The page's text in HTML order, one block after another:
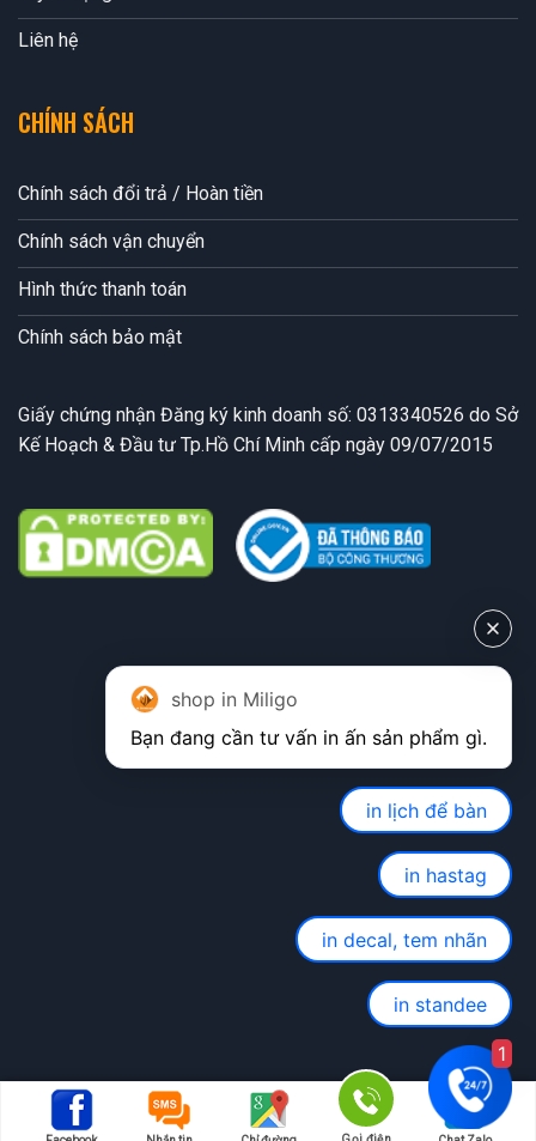
Liên hệ
CHÍNH SÁCH
Chính sách đổi trả / Hoàn tiền
Chính sách vận chuyển
Hình thức thanh toán
Chính sách bảo mật
Giấy chứng nhận Đăng ký kinh doanh số: 0313340526 do Sở
Kế Hoạch & Đầu tư Tp.Hồ Chí Minh cấp ngày 09/07/2015
shop in Miligo
in lịch để bàn
in hastag
in decal, tem nhãn
in standee
1